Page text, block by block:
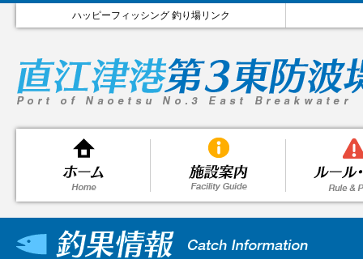
ハッピーフィッシング 釣り場リンク